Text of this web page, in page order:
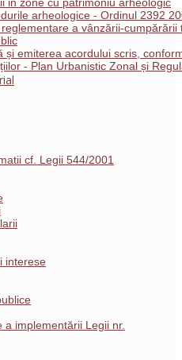
arheologice - Ordinul 2392
a vânzării-cumpărării
și emiterea acordului scris,
- Plan Urbanistic Zonal și
cf. Legii 544/2001
interese
a implementării Legii nr.